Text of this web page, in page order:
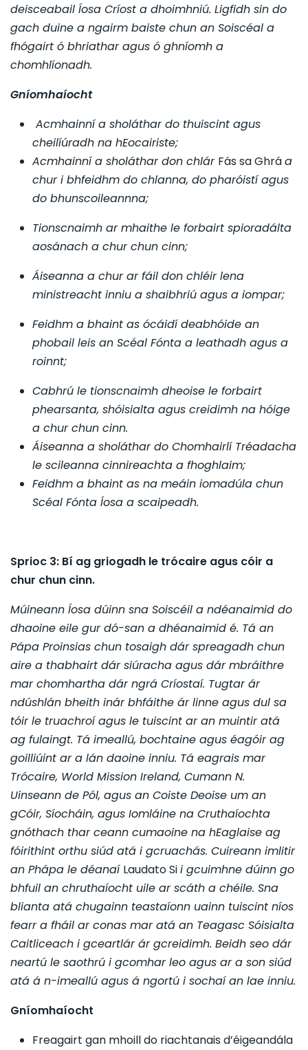
deisceabail Íosa Críost a dhoimhniú. Ligfidh sin do
gach duine a ngairm baiste chun an Soiscéal a
fhógairt ó bhriathar agus ó ghníomh a
chomhlíonadh.
Gníomhaíocht
Acmhainní a sholáthar do thuiscint agus
cheilíúradh na hEocairiste;
Acmhainní a sholáthar don chlár Fás sa Ghráa
chur i bhfeidhm do chlanna, do pharóistí agus
do bhunscoileannna;
Tionscnaimh ar mhaithe le forbairt spioradálta
aosánach a chur chun cinn;
Áiseanna a chur ar fáil don chléir lena
ministreacht inniu a shaibhriú agus a iompar;
Feidhm a bhaint as ócáidí deabhóide an
phobail leis an Scéal Fónta a leathadh agus a
roinnt;
Cabhrú le tionscnaimh dheoise le forbairt
phearsanta, shóisialta agus creidimh na hóige
a chur chun cinn.
Áiseanna a sholáthar do Chomhairlí Tréadacha
le scileanna cinnireachta a fhoghlaim;
Feidhm a bhaint as na meáin iomadúla chun
Scéal Fónta Íosa a scaipeadh.
Sprioc 3: Bí ag griogadh le trócaire agus cóir a
chur chun cinn.
Múineann Íosa dúinn sna Soiscéil a ndéanaimid do
dhaoine eile gur dó-san a dhéanaimid é. Tá an
Pápa Proinsias chun tosaigh dár spreagadh chun
aire a thabhairt dár siúracha agus dár mbráithre
mar chomhartha dár ngrá Críostaí. Tugtar ár
ndúshlán bheith inár bhfáithe ár linne agus dul sa
tóir le truachroí agus le tuiscint ar an muintir atá
ag fulaingt. Tá imeallú, bochtaine agus éagóir ag
goilliúint ar a lán daoine inniu. Tá eagrais mar
Trócaire, World Mission Ireland, Cumann N.
Uinseann de Pól, agus an Coiste Deoise um an
gCóir, Síocháin, agus Iomláine na Cruthaíochta
gnóthach thar ceann cumaoine na hEaglaise ag
fóirithint orthu siúd atá i gcruachás. Cuireann imlitir
an Phápa le déanaí Laudato Sii gcuimhne dúinn go
bhfuil an chruthaíocht uile ar scáth a chéile. Sna
blianta atá chugainn teastaíonn uainn tuiscint níos
fearr a fháil ar conas mar atá an Teagasc Sóisialta
Caitliceach i gceartlár ár gcreidimh. Beidh seo dár
neartú le saothrú i gcomhar leo agus ar a son siúd
atá á n-imeallú agus á ngortú i sochaí an lae inniu.
Gníomhaíocht
Freagairt gan mhoill do riachtanais d’éigeandála